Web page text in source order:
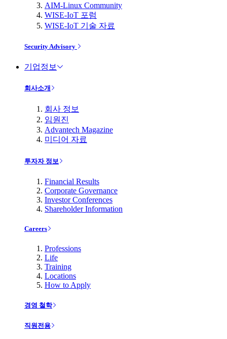
AIM-Linux Community
WISE-IoT 포럼
WISE-IoT 기술 자료
Security Advisory
기업정보
회사소개
회사 정보
임원진
Advantech Magazine
미디어 자료
투자자 정보
Financial Results
Corporate Governance
Investor Conferences
Shareholder Information
Careers
Professions
Life
Training
Locations
How to Apply
경영 철학
직원전용